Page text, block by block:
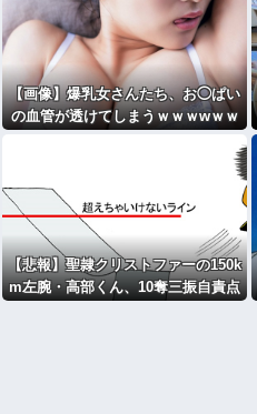
【画像】爆乳女さんたち、お◯ぱい
の血管が透けてしまうｗｗｗwｗｗ
【悲報】聖隷クリストファーの150k
m左腕・高部くん、10奪三振自責点